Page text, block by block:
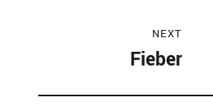
NEXT
Fieber